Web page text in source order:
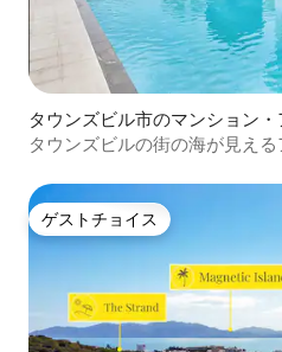
タウンズビル市のマンション・
タウンズビルの街の海が見える
ゲストチョイス
ゲストチョイス